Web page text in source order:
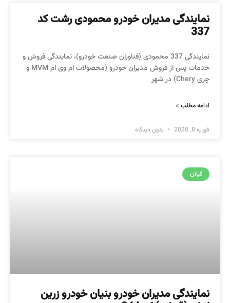
نمایندگی مدیران خودرو محمودی رشت کد
337
نمایندگی 337 محمودی (فناوران صنعت خودرو)، نمایندگی فروش و
خدمات پس از فروش مدیران خودرو (محصولات ام وی ام MVM و
چری Chery) در شهر
ادامه مطلب »
فوریه 8, 2020 بدون دیدگاه
گیلان
نمایندگی مدیران خودرو بنیان خودرو زرین